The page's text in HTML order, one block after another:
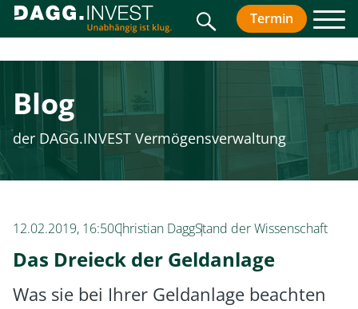
SucheTermin
Blog
der DAGG.INVEST Vermögensverwaltung
12.02.2019, 16:50Christian DaggStand der Wissenschaft
Das Dreieck der Geldanlage
Was sie bei Ihrer Geldanlage beachten